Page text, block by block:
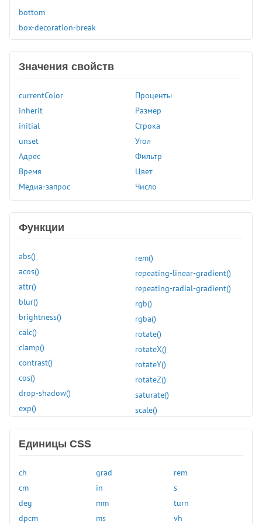
bottom
box-decoration-break
box-shadow
caption-side
color-scheme
column-count
column-gap
column-rule
column-rule-color
column-rule-style
column-rule-width
column-span
column-width
columns
content
content-visibility
counter-increment
counter-reset
cursor
direction
empty-cells
filter
flex
flex-direction
flex-flow
Значения свойств
currentColor
inherit
initial
unset
Адрес
Время
Медиа-запрос
Проценты
Размер
Строка
Угол
Фильтр
Цвет
Число
Функции
abs()
acos()
attr()
blur()
brightness()
calc()
clamp()
contrast()
cos()
drop-shadow()
exp()
hsl()
hue-rotate()
hwb()
hypot()
inset()
invert()
rem()
repeating-linear-gradient()
repeating-radial-gradient()
rgb()
rgba()
rotate()
rotateX()
rotateY()
rotateZ()
saturate()
scale()
scaleZ()
Единицы CSS
ch
cm
deg
dpcm
grad
in
mm
ms
rem
s
turn
vh